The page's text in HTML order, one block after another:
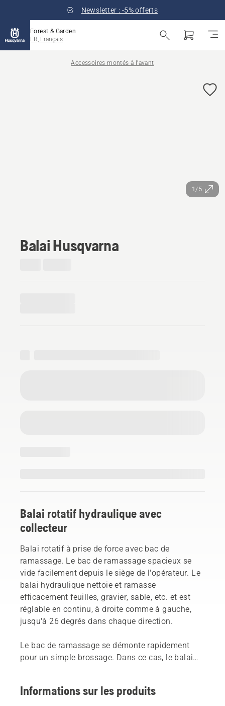
Newsletter : -5% offerts
Forest & Garden
FR, Français
Accessoires montés à l'avant
1/5
Balai Husqvarna
Balai rotatif hydraulique avec
collecteur
Balai rotatif à prise de force avec bac de
ramassage. Le bac de ramassage spacieux se
vide facilement depuis le siège de l'opérateur. Le
balai hydraulique nettoie et ramasse
efficacement feuilles, gravier, sable, etc. et est
réglable en continu, à droite comme à gauche,
jusqu'à 26 degrés dans chaque direction.
Le bac de ramassage se démonte rapidement
pour un simple brossage. Dans ce cas, le balai
Informations sur les produits